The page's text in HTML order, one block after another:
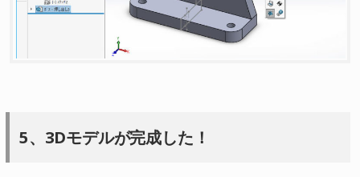
5、3Dモデルが完成した！